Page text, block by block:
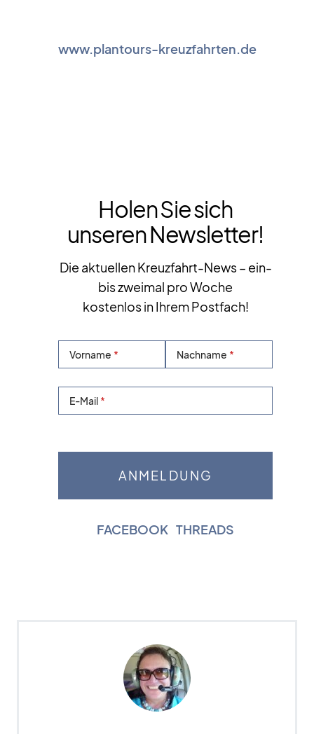
www.plantours-kreuzfahrten.de
Holen Sie sich
unseren Newsletter!
Die aktuellen Kreuzfahrt-News – ein-
bis zweimal pro Woche
kostenlos in Ihrem Postfach!
Vorname Nachname
E-Mail
FACEBOOK THREADS